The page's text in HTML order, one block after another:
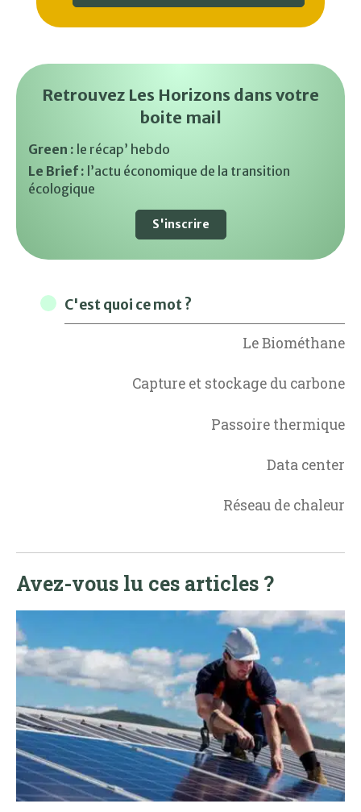
Retrouvez Les Horizons dans votre
boite mail
Green : le récap’ hebdo
Le Brief : l’actu économique de la transition
écologique
S'inscrire
C'est quoi ce mot ?
Le Biométhane
Capture et stockage du carbone
Passoire thermique
Data center
Réseau de chaleur
Avez-vous lu ces articles ?